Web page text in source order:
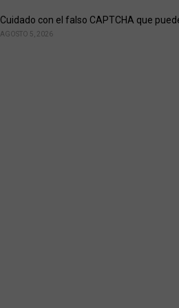
Cuidado con el falso CAPTCHA que
AGOSTO 5, 2026